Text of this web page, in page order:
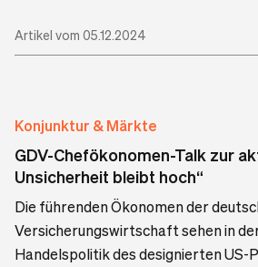
Artikel vom 05.12.2024
Konjunktur & Märkte
GDV-Chefökonomen-Talk zur
Unsicherheit bleibt hoch“
Die führenden Ökonomen der
Versicherungswirtschaft sehen in
Handelspolitik des designierten US-